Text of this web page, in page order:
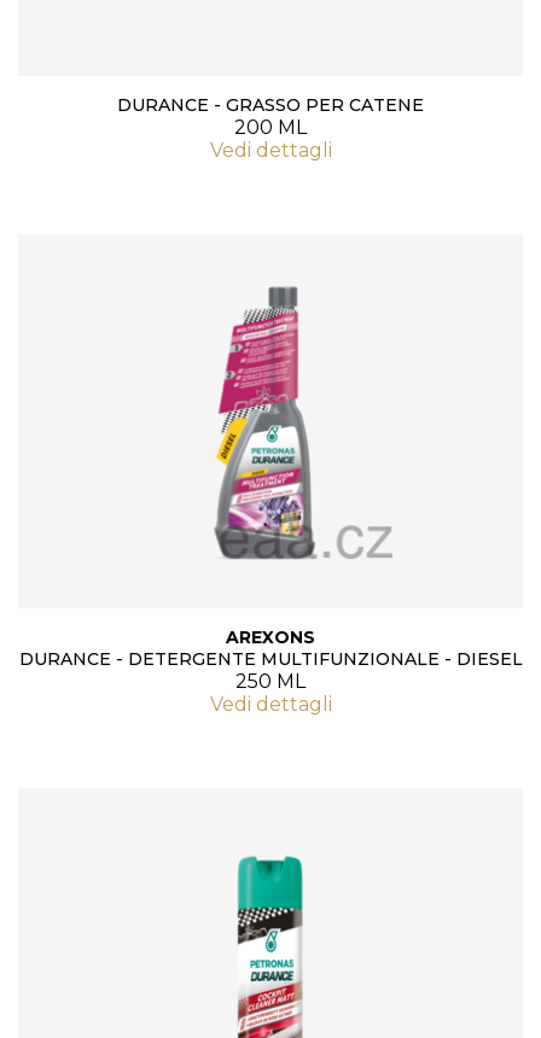
DURANCE - GRASSO PER CATENE
200 ML
Vedi dettagli
AREXONS
DURANCE - DETERGENTE MULTIFUNZIONALE - DIESEL
250 ML
Vedi dettagli